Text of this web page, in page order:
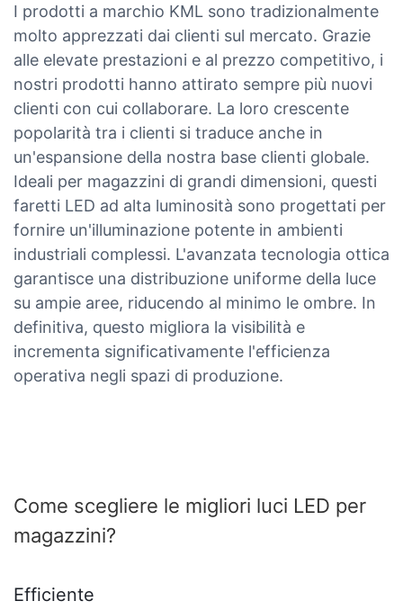
I prodotti a marchio KML sono tradizionalmente
molto apprezzati dai clienti sul mercato. Grazie
alle elevate prestazioni e al prezzo competitivo, i
nostri prodotti hanno attirato sempre più nuovi
clienti con cui collaborare. La loro crescente
popolarità tra i clienti si traduce anche in
un'espansione della nostra base clienti globale.
Ideali per magazzini di grandi dimensioni, questi
faretti LED ad alta luminosità sono progettati per
fornire un'illuminazione potente in ambienti
industriali complessi. L'avanzata tecnologia ottica
garantisce una distribuzione uniforme della luce
su ampie aree, riducendo al minimo le ombre. In
definitiva, questo migliora la visibilità e
incrementa significativamente l'efficienza
operativa negli spazi di produzione.
Come scegliere le migliori luci LED per
magazzini?
Efficiente